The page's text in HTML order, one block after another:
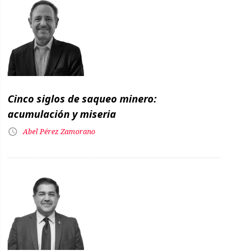
Cinco siglos de saqueo minero:
acumulación y miseria
Abel Pérez Zamorano